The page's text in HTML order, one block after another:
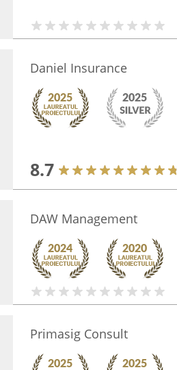
Daniel Insurance
8.7
DAW Management
Primasig Consult